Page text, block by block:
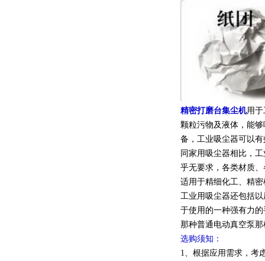
精密打磨台集尘机用于
颗粒污物及液体，能
备，工业吸尘器可以
同家用吸尘器相比，
乎无要求，各类材质
适用于精细化工、精
工业用吸尘器还包括
于使用的一种强有力
那种普通电动真空泵
选购须知：
1、根据应用需求，考